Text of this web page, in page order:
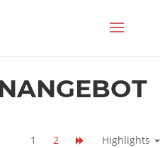
1 2 Highlights